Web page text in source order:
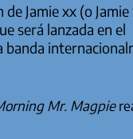
de Jamie xx (o
será lanzada en el
banda
Mr. Magpie